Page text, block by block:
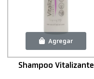
Agregar
Shampoo Vitalizante